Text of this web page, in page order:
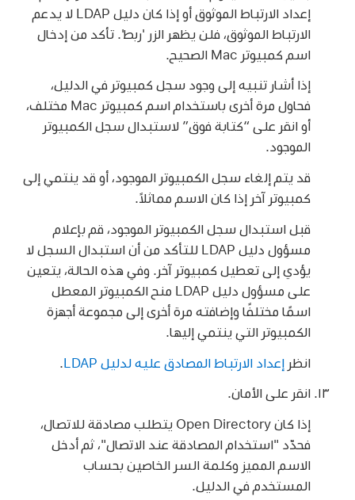
إعداد الارتباط الموثوق أو إذا كان دليل LDAP لا يدعم
الارتباط الموثوق، فلن يظهر الزر 'ربط'. تأكد من إدخال
اسم كمبيوتر Mac الصحيح.
إذا أشار تنبيه إلى وجود سجل كمبيوتر في الدليل،
فحاول مرة أخرى باستخدام اسم كمبيوتر Mac مختلف،
أو انقر على “كتابة فوق” لاستبدال سجل الكمبيوتر
الموجود.
قد يتم إلغاء سجل الكمبيوتر الموجود، أو قد ينتمي إلى
كمبيوتر آخر إذا كان الاسم مماثلاً.
قبل استبدال سجل الكمبيوتر الموجود، قم بإعلام
مسؤول دليل LDAP للتأكد من أن استبدال السجل لا
يؤدي إلى تعطيل كمبيوتر آخر. وفي هذه الحالة، يتعين
على مسؤول دليل LDAP منح الكمبيوتر المعطل
اسمًا مختلفًا وإضافته مرة أخرى إلى مجموعة أجهزة
الكمبيوتر التي ينتمي إليها.
إعداد الارتباط المصادق عليه لدليل LDAP .
انقر على الأمان.
إذا كان Open Directory يتطلب مصادقة للاتصال،
فحدّد "استخدام المصادقة عند الاتصال"، ثم أدخل
الاسم المميز وكلمة السر الخاصين بحساب
المستخدم في الدليل.